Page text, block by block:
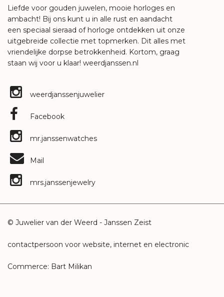
Liefde voor gouden juwelen, mooie horloges en
ambacht! Bij ons kunt u in alle rust en aandacht
een speciaal sieraad of horloge ontdekken uit onze
uitgebreide collectie met topmerken. Dit alles met
vriendelijke dorpse betrokkenheid. Kortom, graag
staan wij voor u klaar! weerdjanssen.nl
weerdjanssenjuwelier
Facebook
mr.janssenwatches
Mail
mrs.janssenjewelry
© Juwelier van der Weerd - Janssen Zeist
contactpersoon voor website, internet en electronic
Commerce: Bart Milikan